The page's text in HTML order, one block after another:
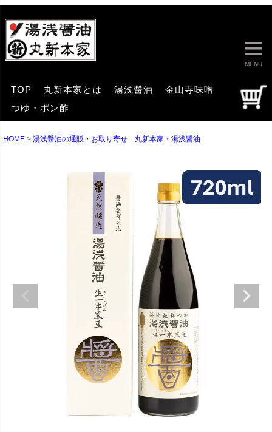
MENU
TOP 丸新本家とは 湯浅醤油
金山寺味噌
つゆ・ポン酢
HOME 湯浅醤油の通販・お取り寄せ 丸新本家・湯浅醤油